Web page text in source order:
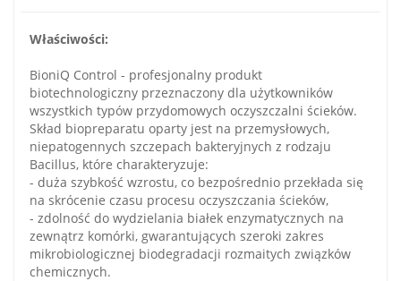
Właściwości:
BioniQ Control - profesjonalny produkt
biotechnologiczny przeznaczony dla użytkowników
wszystkich typów przydomowych oczyszczalni ścieków.
Skład biopreparatu oparty jest na przemysłowych,
niepatogennych szczepach bakteryjnych z rodzaju
Bacillus, które charakteryzuje:
- duża szybkość wzrostu, co bezpośrednio przekłada się
na skrócenie czasu procesu oczyszczania ścieków,
- zdolność do wydzielania białek enzymatycznych na
zewnątrz komórki, gwarantujących szeroki zakres
mikrobiologicznej biodegradacji rozmaitych związków
chemicznych.